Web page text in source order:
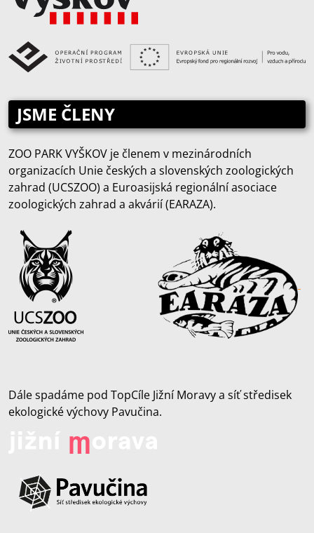
JSME ČLENY
ZOO PARK VYŠKOV je členem v mezinárodních
organizacích Unie českých a slovenských zoologických
zahrad (UCSZOO) a Euroasijská regionální asociace
zoologických zahrad a akvárií (EARAZA).
Dále spadáme pod TopCíle Jižní Moravy a síť středisek
ekologické výchovy Pavučina.